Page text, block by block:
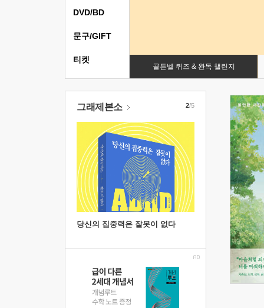
골든벨 퀴즈 & 완독 챌린지
DVD/BD
문구/GIFT
티켓
그래제본소
당신의 집중력은 잘못이 없다
2/5